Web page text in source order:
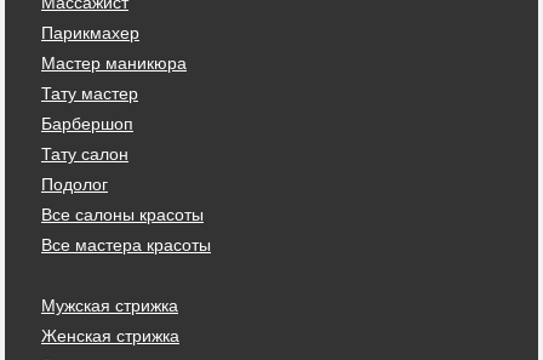
Парикмахер
Мастер маникюра
Тату мастер
Барбершоп
Тату салон
Подолог
Все салоны красоты
Все мастера красоты
Мужская стрижка
Женская стрижка